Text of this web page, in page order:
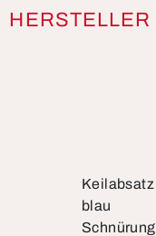
HERSTELLER
Keilabsatz
blau
Schnürung